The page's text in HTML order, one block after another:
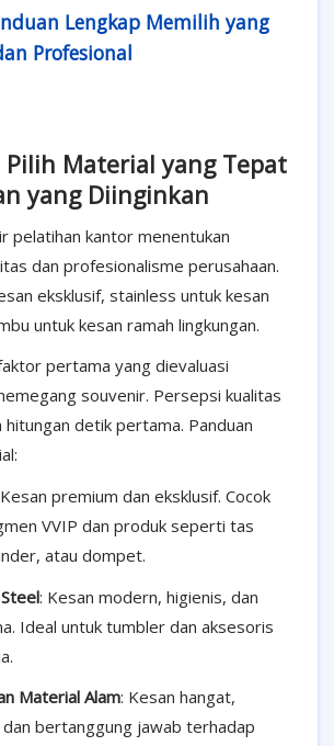
Lengkap Memilih yang
Profesional
Pilih Material yang Tepat
yang Diinginkan
pelatihan kantor menentukan
dan profesionalisme perusahaan.
eksklusif, stainless untuk kesan
untuk kesan ramah lingkungan.
pertama yang dievaluasi
souvenir. Persepsi kualitas
detik pertama. Panduan
premium dan eksklusif. Cocok
VVIP dan produk seperti tas
atau dompet.
: Kesan modern, higienis, dan
Ideal untuk tumbler dan aksesoris
Material Alam: Kesan hangat,
bertanggung jawab terhadap